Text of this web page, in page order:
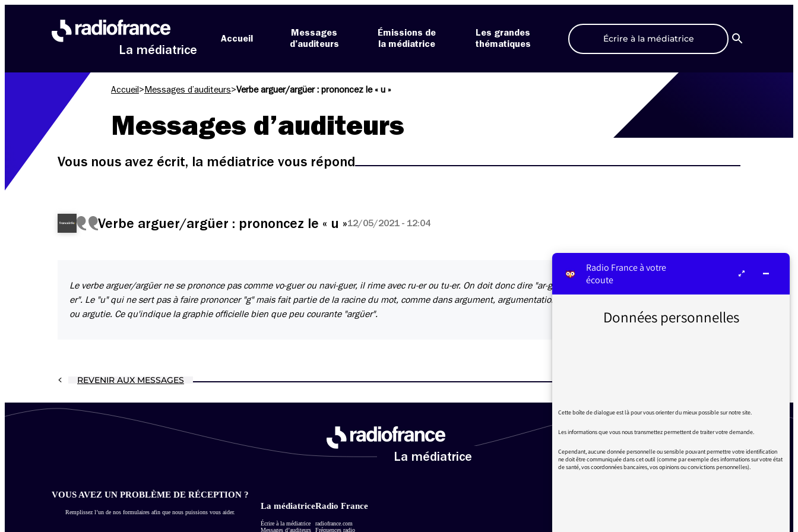
La médiatrice
Accueil
Messages
d’auditeurs
Émissions de
la médiatrice
Les grandes
thématiques
Écrire à la médiatrice
Recherche
Accueil > Messages d’auditeurs>Verbe arguer/argüer : prononcez le « u »
Messages d’auditeurs
Vous nous avez écrit, la médiatrice vous répond
Verbe arguer/argüer : prononcez le « u »12/05/2021 - 12:04
Le verbe arguer/argüer ne se prononce pas comme vo-guer ou navi-guer, il rime avec ru-er ou tu-er. On doit donc dire "ar-gu-
er". Le "u" qui ne sert pas à faire prononcer "g" mais fait partie de la racine du mot, comme dans argument, argumentation
ou argutie. Ce qu'indique la graphie officielle bien que peu courante "argüer".
REVENIR AUX MESSAGES
La médiatrice
VOUS AVEZ UN PROBLÈME DE RÉCEPTION ?
Remplissez l’un de nos formulaires afin que nous puissions vous aider.
La médiatrice
Écrire à la médiatrice
Messages d’auditeurs
Radio France
radiofrance.com
Fréquences radio
Radio France à votre
écoute
Données personnelles
Cette boîte de dialogue est là pour vous orienter du mieux possible sur notre site.
Les informations que vous nous transmettez permettent de traiter votre demande.
Cependant, aucune donnée personnelle ou sensible pouvant permettre votre identification
ne doit être communiquée dans cet outil (comme par exemple des informations sur votre état
de santé, vos coordonnées bancaires, vos opinions ou convictions personnelles).